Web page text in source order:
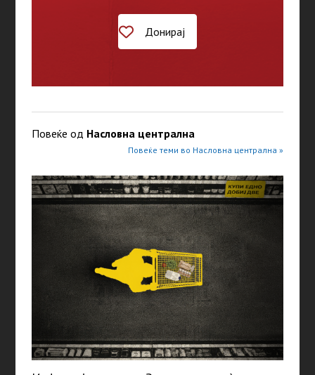
Донирај
Повеќе од Насловна централна
Повеќе теми во Насловна централна »